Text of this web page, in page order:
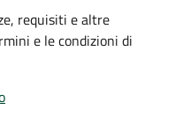
requisiti e altre
e le condizioni di